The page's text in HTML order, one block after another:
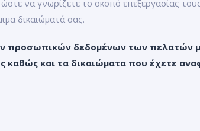
να γνωρίζετε το σκοπό επεξεργασίας
δικαιώματά σας.
προσωπικών δεδομένων των πελατών
καθώς και τα δικαιώματα που έχετε